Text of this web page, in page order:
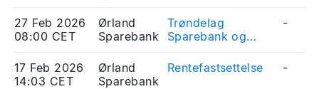
27 Feb 2026
08:00 CET
Ørland
Sparebank
Trøndelag
Sparebank og
inngår
-
17 Feb 2026
14:03 CET
Ørland
Sparebank
Rentefastsettelse -